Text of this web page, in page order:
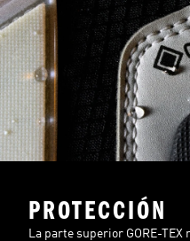
PROTECCIÓN
La parte superior GORE-